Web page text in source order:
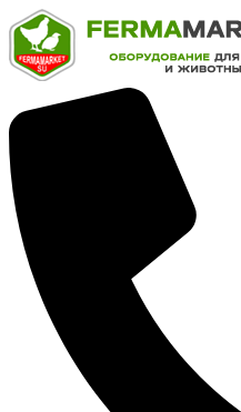
Перейти
к
содержимому